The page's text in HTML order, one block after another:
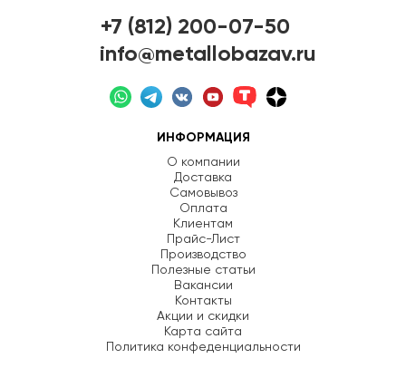
+7 (812) 200-07-50
info@metallobazav.ru
ИНФОРМАЦИЯ
О компании
Доставка
Самовывоз
Оплата
Клиентам
Прайс-Лист
Производство
Полезные статьи
Вакансии
Контакты
Акции и скидки
Карта сайта
Политика конфеденциальности